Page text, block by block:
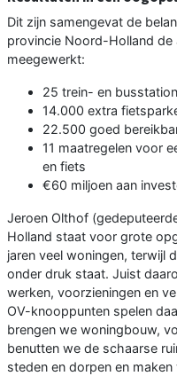
Dit zijn samengevat de
provincie Noord-Holland
meegewerkt:
25 trein- en
14.000 extra
22.500 goed
11 maatregelen voor
en fiets
€60 miljoen aan
Jeroen Olthof
Holland staat voor grote
jaren veel woningen, terwijl
onder druk staat. Juist
werken, voorzieningen en
OV-knooppunten spelen
brengen we woningbouw,
benutten we de schaarse
steden en dorpen en